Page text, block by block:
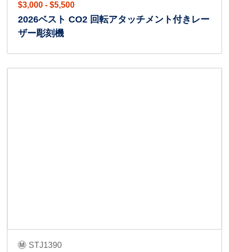
$3,000 - $5,500
2026ベスト CO2 回転アタッチメント付きレー
ザー彫刻機
STJ1390